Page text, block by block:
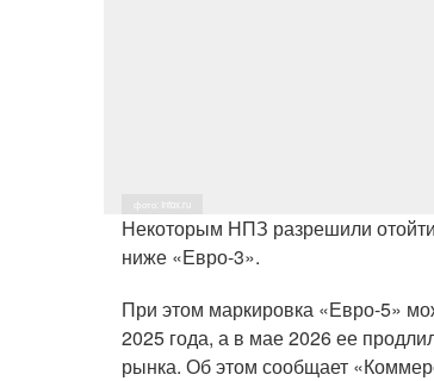
фото: Infox.ru
Некоторым НПЗ разрешили
ниже «Евро-3».
При этом маркировка «Евро-5»
2025 года, а в мае 2026 ее
рынка. Об этом сообщает